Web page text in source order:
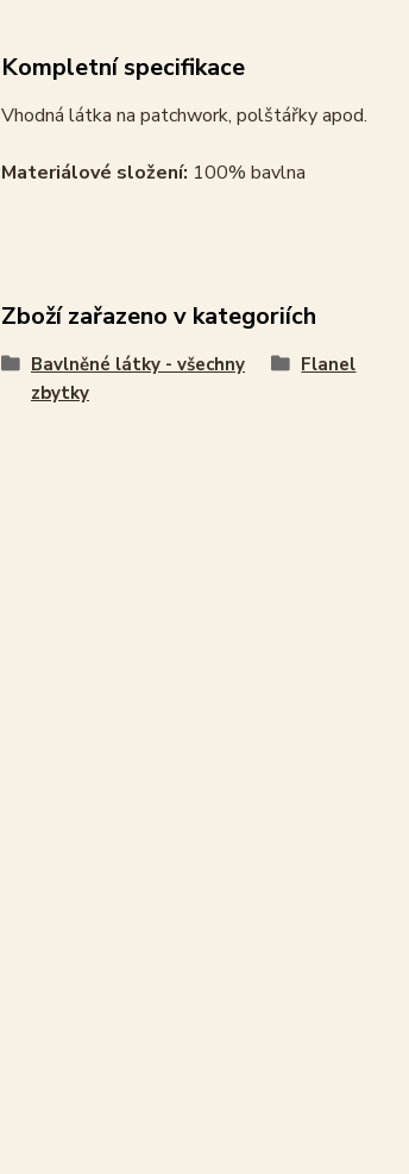
Kompletní specifikace
Vhodná látka na patchwork, polštářky apod.
Materiálové složení: 100% bavlna
Zboží zařazeno v kategoriích
Bavlněné látky - všechny
zbytky
Flanel